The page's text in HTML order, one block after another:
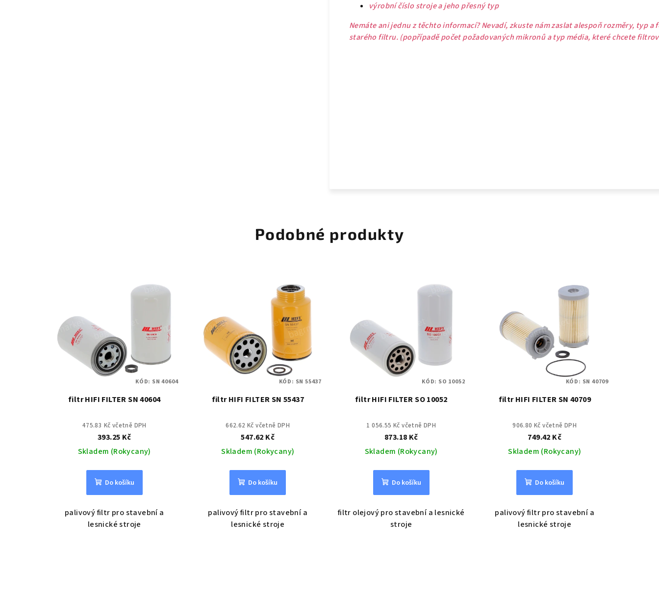
výrobní číslo stroje a jeho přesný typ
Nemáte ani jednu z těchto informací? Nevadí, zkuste nám zaslat alespoň rozměry, typ a
starého filtru. (popřípadě počet požadovaných mikronů a typ média, které chcete
Podobné produkty
filtr HIFI FILTER SN 40604
475.83 Kč včetně DPH
393.25 Kč
Skladem (Rokycany)
Do košíku
palivový filtr pro stavební a
lesnické stroje
KÓD: SN 40604
filtr HIFI FILTER SN 55437
662.62 Kč včetně DPH
547.62 Kč
Skladem (Rokycany)
Do košíku
palivový filtr pro stavební a
lesnické stroje
KÓD: SN 55437
filtr HIFI FILTER SO 10052
1 056.55 Kč včetně DPH
873.18 Kč
Skladem (Rokycany)
Do košíku
filtr olejový pro stavební a lesnické
stroje
KÓD: SO 10052
filtr HIFI FILTER SN 40709
906.80 Kč včetně DPH
749.42 Kč
Skladem (Rokycany)
Do košíku
palivový filtr pro stavební a
lesnické stroje
KÓD: SN 40709